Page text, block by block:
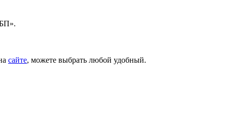
сайте, можете выбрать любой удобный.